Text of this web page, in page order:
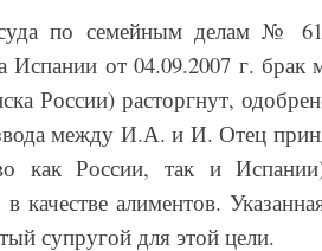
по семейным делам №
Испании от 04.09.2007 г.
России) расторгнут,
между И.А. и И. Отец
как России, так и
в качестве алиментов.
супругой для этой цели.